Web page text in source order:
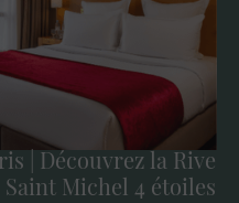
| Découvrez la Rive
Saint Michel 4 étoiles